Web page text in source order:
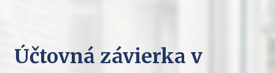
Účtovná závierka v